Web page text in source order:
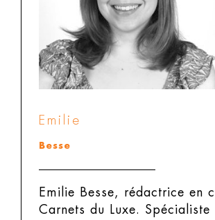
Emilie
Besse
Emilie Besse, rédactrice en
Carnets du Luxe.
Spécialiste